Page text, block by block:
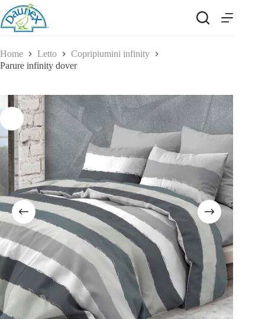
Salta
al
contenuto
Home Letto
Copripiumini infinity
Parure infinity dover